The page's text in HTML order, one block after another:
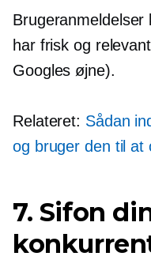
Brugeranmeldelser
har frisk og
Googles øjne).
Relateret: Sådan
og bruger den til at
7. Sifon